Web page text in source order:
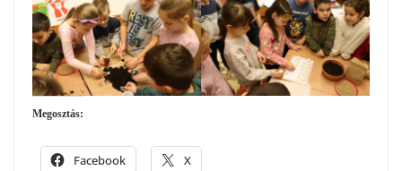
Megosztás:
Facebook X